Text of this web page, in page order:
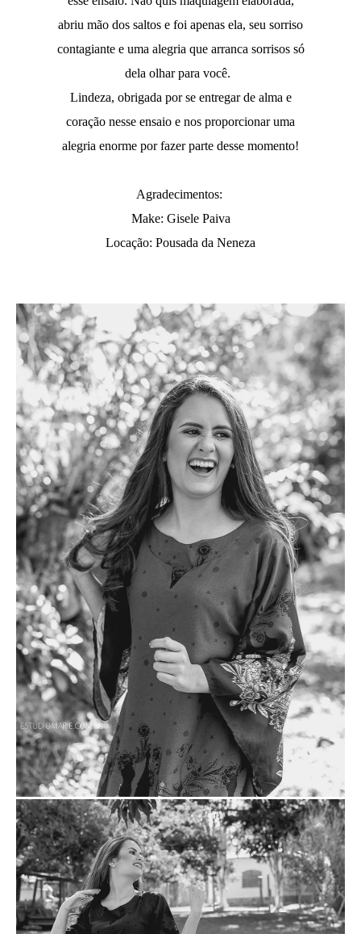
abriu mão dos saltos e foi apenas ela, seu sorriso
contagiante e uma alegria que arranca sorrisos só
dela olhar para você.
Lindeza, obrigada por se entregar de alma e
coração nesse ensaio e nos proporcionar uma
alegria enorme por fazer parte desse momento!
Agradecimentos:
Make: Gisele Paiva
Locação: Pousada da Neneza